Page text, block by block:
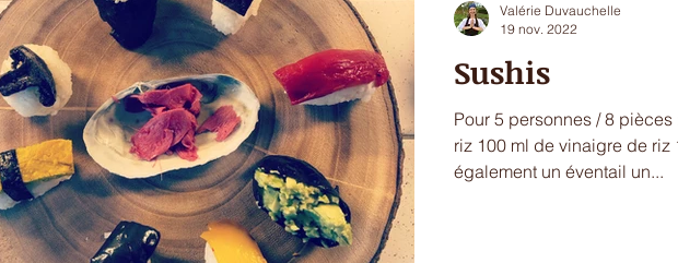
Sushis
Pour 5 personnes / 8
riz 100 ml de vinaigre de
également un éventail un...
Valérie Duvauchelle
19 nov. 2022